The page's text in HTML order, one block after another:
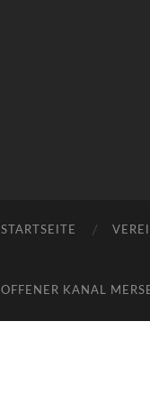
STARTSEITE
OFFENER KANAL